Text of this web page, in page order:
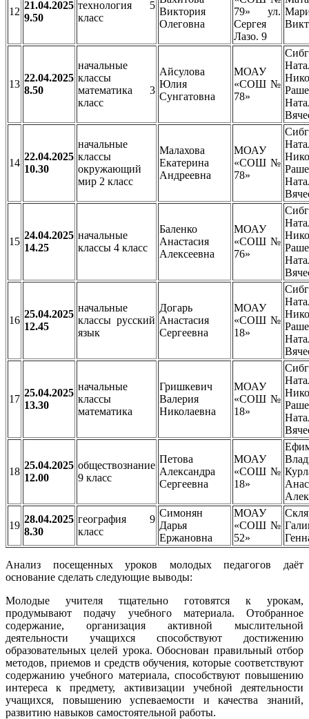
12
21.04.2025
9.50
технология 5
класс
Виктория
Олеговна
79» ул.
Сергея
Лазо. 9
13
22.04.2025
8.50
начальные
классы
математика 3
класс
Айсулова
Юлия
Сунгатовна
МОАУ
«СОШ №
78»
14
22.04.2025
10.30
начальные
классы
окружающий
мир 2 класс
Малахова
Екатерина
Андреевна
МОАУ
«СОШ №
78»
15
24.04.2025
14.25
начальные
классы 4 класс
Баленко
Анастасия
Алексеевна
МОАУ
«СОШ №
76»
16
25.04.2025
12.45
начальные
классы русский
язык
Догарь
Анастасия
Сергеевна
МОАУ
«СОШ №
18»
17
25.04.2025
13.30
начальные
классы
математика
Гришкевич
Валерия
Николаевна
МОАУ
«СОШ №
18»
18
25.04.2025
12.00
обществознание
9 класс
Петова
Александра
Сергеевна
МОАУ
«СОШ №
18»
19
28.04.2025
8.30
география 9
класс
Симонян
Дарья
Ержановна
МОАУ
«СОШ №
52»
Анализ посещенных уроков молодых педагогов даёт
основание сделать следующие выводы:
Молодые учителя тщательно готовятся к урокам,
продумывают подачу учебного материала. Отобранное
содержание, организация активной мыслительной
деятельности учащихся способствуют достижению
образовательных целей урока. Обоснован правильный отбор
методов, приемов и средств обучения, которые соответствуют
содержанию учебного материала, способствуют повышению
интереса к предмету, активизации учебной деятельности
учащихся, повышению успеваемости и качества знаний,
развитию навыков самостоятельной работы.